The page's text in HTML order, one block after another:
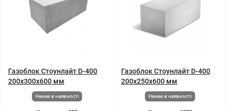
Газоблок Стоунлайт D-400
200x300x600 мм
Немає в наявності
Газоблок Стоунлайт D-400
200x250x600 мм
Немає в наявності